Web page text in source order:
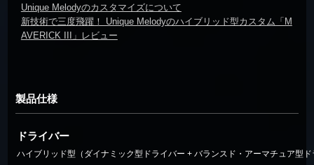
Unique Melodyのカスタマイズについて
新技術で三度飛躍！ Unique Melodyのハイブリッド型カスタム「M
AVERICK III」レビュー
製品仕様
ドライバー
ハイブリッド型（ダイナミック型ドライバー + バランスド・アーマチュア型